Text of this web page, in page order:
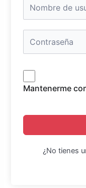
Mantenerme
¿No tienes